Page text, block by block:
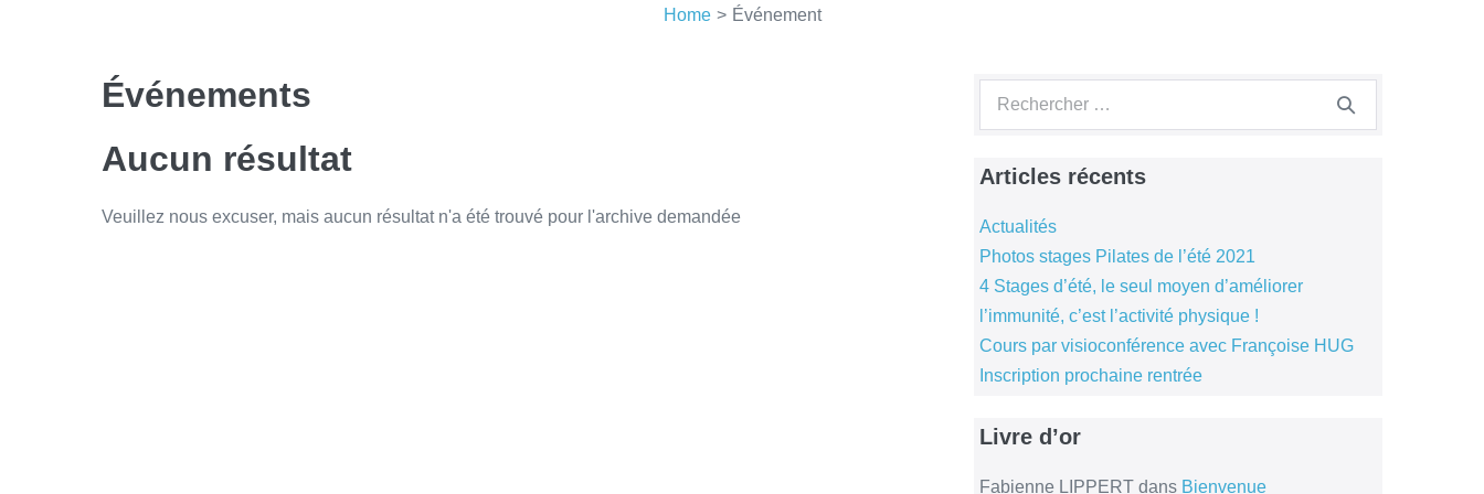
Home > Événement
Événements
Aucun résultat
Veuillez nous excuser, mais aucun résultat n'a été trouvé pour l'archive demandée
Recherche
Articles récents
Actualités
Photos stages Pilates de l’été 2021
4 Stages d’été, le seul moyen d’améliorer
l’immunité, c’est l’activité physique !
Cours par visioconférence avec Françoise HUG
Inscription prochaine rentrée
Livre d’or
Fabienne LIPPERTdans Bienvenue